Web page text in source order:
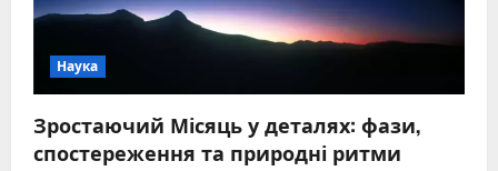
Наука
Зростаючий Місяць у деталях: фази,
спостереження та природні ритми